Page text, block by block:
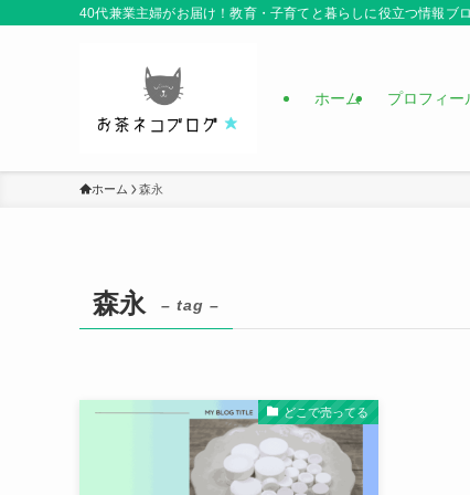
40代兼業主婦がお届け！教育・子育てと暮らしに役立つ情報ブ
ホーム プロフィー
ホーム 森永
森永 – tag –
どこで売ってる